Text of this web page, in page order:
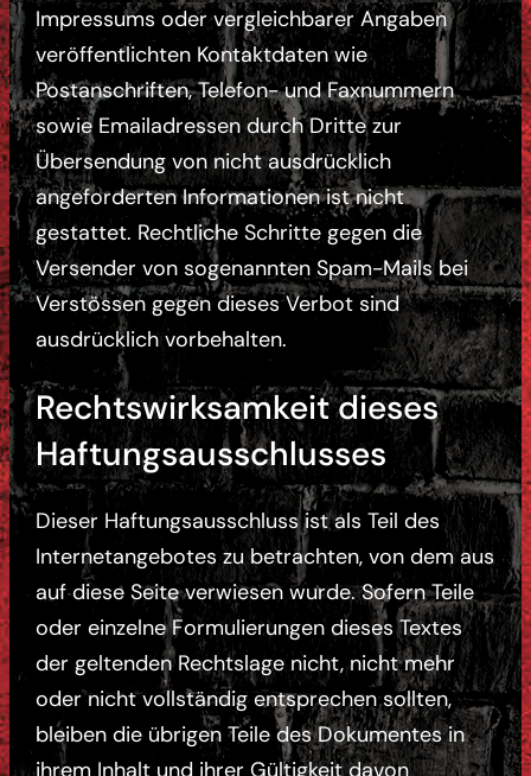
Impressums oder vergleichbarer Angaben
veröffentlichten Kontaktdaten wie
Postanschriften, Telefon- und Faxnummern
sowie Emailadressen durch Dritte zur
Übersendung von nicht ausdrücklich
angeforderten Informationen ist nicht
gestattet. Rechtliche Schritte gegen die
Versender von sogenannten Spam-Mails bei
Verstössen gegen dieses Verbot sind
ausdrücklich vorbehalten.
Rechtswirksamkeit dieses
Haftungsausschlusses
Dieser Haftungsausschluss ist als Teil des
Internetangebotes zu betrachten, von dem aus
auf diese Seite verwiesen wurde. Sofern Teile
oder einzelne Formulierungen dieses Textes
der geltenden Rechtslage nicht, nicht mehr
oder nicht vollständig entsprechen sollten,
bleiben die übrigen Teile des Dokumentes in
ihrem Inhalt und ihrer Gültigkeit davon